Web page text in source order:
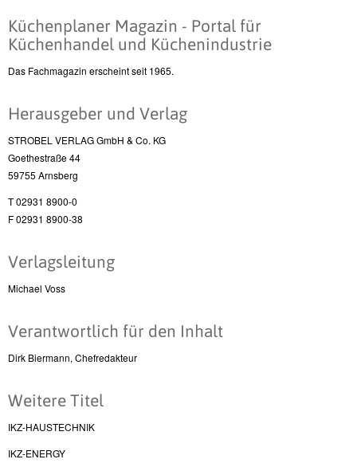
Küchenplaner Magazin - Portal für
Küchenhandel und Küchenindustrie
Das Fachmagazin erscheint seit 1965.
Herausgeber und Verlag
STROBEL VERLAG GmbH & Co. KG
Goethestraße 44
59755 Arnsberg
T 02931 8900-0
F 02931 8900-38
Verlagsleitung
Michael Voss
Verantwortlich für den Inhalt
Dirk Biermann, Chefredakteur
Weitere Titel
IKZ-HAUSTECHNIK
IKZ-ENERGY